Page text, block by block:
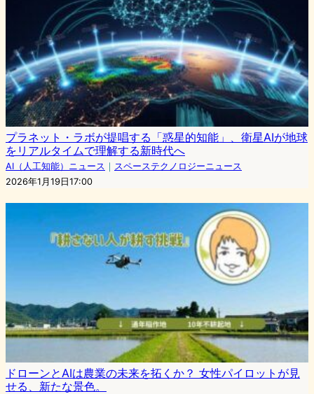
プラネット・ラボが提唱する「惑星的知能」、衛星AIが地球
をリアルタイムで理解する新時代へ
AI（人工知能）ニュース ｜ スペーステクノロジーニュース
2026年1月19日17:00
ドローンとAIは農業の未来を拓くか？ 女性パイロットが見
せる、新たな景色。